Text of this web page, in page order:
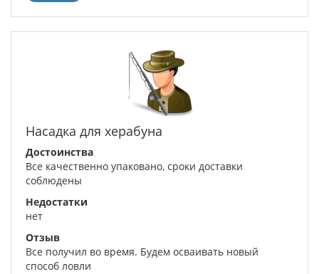
Насадка для херабуна
Достоинства
Все качественно упаковано, сроки доставки
соблюдены
Недостатки
нет
Отзыв
Все получил во время. Будем осваивать новый
способ ловли